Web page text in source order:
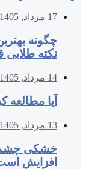
17 مرداد, 1405
نکته طلایی
14 مرداد, 1405
آیا مطالعه
13 مرداد, 1405
خشکی چشم
افزایش